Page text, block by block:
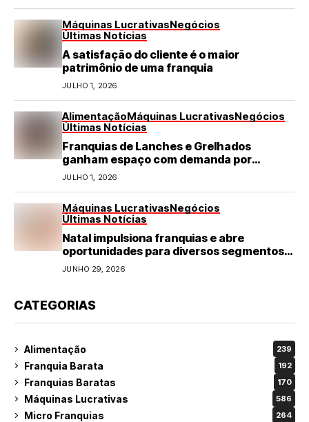
Máquinas LucrativasNegócios
Últimas Notícias
A satisfação do cliente é o maior
patrimônio de uma franquia
JULHO 1, 2026
AlimentaçãoMáquinas LucrativasNegócios
Últimas Notícias
Franquias de Lanches e Grelhados
ganham espaço com demanda por
refeições rápidas e de qualidade
JULHO 1, 2026
Máquinas LucrativasNegócios
Últimas Notícias
Natal impulsiona franquias e abre
oportunidades para diversos segmentos
do varejo
JUNHO 29, 2026
CATEGORIAS
Alimentação 239
Franquia Barata 192
Franquias Baratas 170
Máquinas Lucrativas 586
Micro Franquias 264